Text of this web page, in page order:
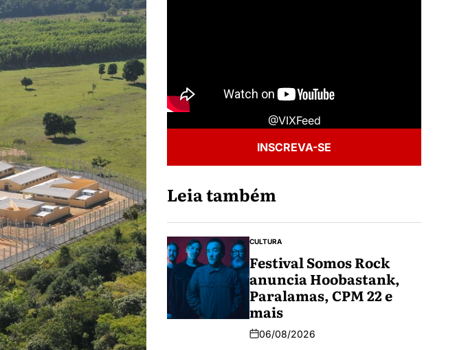
@VIXFeed
INSCREVA-SE
Leia também
CULTURA
Festival Somos Rock
anuncia Hoobastank,
Paralamas, CPM 22 e
mais
06/08/2026